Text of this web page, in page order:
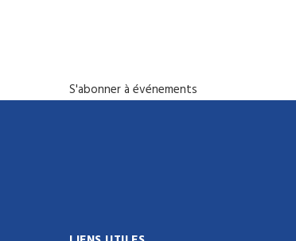
S'abonner à événements